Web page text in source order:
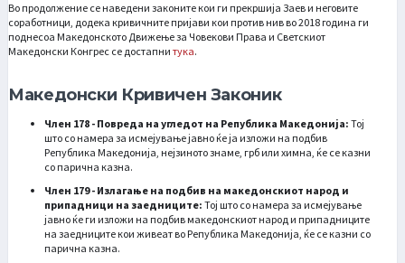
Во продолжение се наведени законите кои ги прекршија Заев и неговите
соработници, додека кривичните пријави кои против нив во 2018 година ги
поднесоа Македонското Движење за Човекови Права и Светскиот
Македонски Конгрес се достапни тука.
Македонски Кривичен Законик
Член 178 - Повреда на угледот на Република Македонија: Тој
што со намера за исмејување јавно ќе ја изложи на подбив
Република Македонија, нејзиното знаме, грб или химна, ќе се казни
со парична казна.
Член 179 - Излагање на подбив на македонскиот народ и
припадници на заедниците: Тој што со намера за исмејување
јавно ќе ги изложи на подбив македонскиот народ и припадниците
на заедниците кои живеат во Република Македонија, ќе се казни со
парична казна.